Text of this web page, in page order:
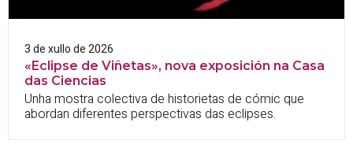
3 de xullo de 2026
«Eclipse de Viñetas», nova exposición na Casa
das Ciencias
Unha mostra colectiva de historietas de cómic que
abordan diferentes perspectivas das eclipses.